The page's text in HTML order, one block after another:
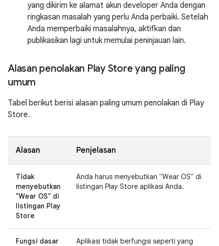
yang dikirim ke alamat akun developer Anda dengan
ringkasan masalah yang perlu Anda perbaiki. Setelah
Anda memperbaiki masalahnya, aktifkan dan
publikasikan lagi untuk memulai peninjauan lain.
Alasan penolakan Play Store yang paling
umum
Tabel berikut berisi alasan paling umum penolakan di Play
Store.
Alasan Penjelasan
Tidak
menyebutkan
"Wear OS" di
listingan Play
Store
Anda harus menyebutkan "Wear OS" di
listingan Play Store aplikasi Anda.
Fungsi dasar
Aplikasi tidak berfungsi seperti yang